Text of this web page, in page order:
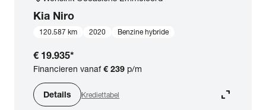
Kia Niro
120.587 km 2020 Benzine hybride
€ 19.935*
Financieren vanaf€ 239 p/m
Details Krediettabel expand_content